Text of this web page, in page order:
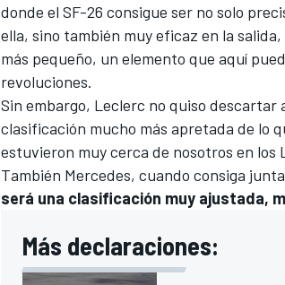
donde el SF-26 consigue ser no solo
ella, sino también muy eficaz en la
más pequeño, un elemento que aquí
revoluciones.
Sin embargo, Leclerc no quiso descartar
clasificación mucho más apretada de lo
estuvieron muy cerca de nosotros en los
También Mercedes, cuando consiga
será una clasificación muy ajustada,
Más declaraciones: